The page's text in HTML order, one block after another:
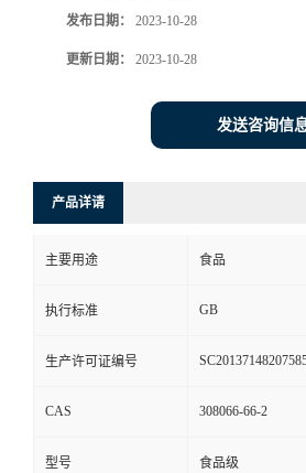
发布日期： 2023-10-28
更新日期： 2023-10-28
发送咨询信
产品详请
主要用途 食品
执行标准 GB
生产许可证编号
CAS 308066-66-2
型号 食品级